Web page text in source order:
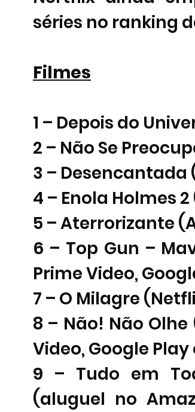
séries no ranking
Filmes
1 – Depois do
2 – Não Se
3 – Desencantada
4 – Enola Holmes
5 – Aterrorizante
6 – Top Gun –
Prime Video,
7 – O Milagre
8 – Não! Não
Video, Google Play
9 – Tudo em
(aluguel no